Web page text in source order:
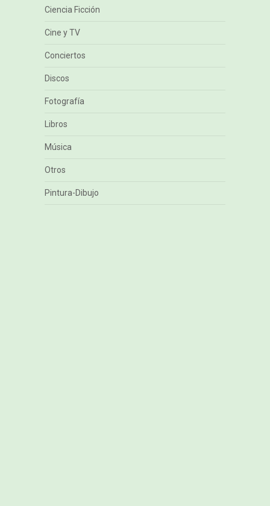
Ciencia Ficción
Cine y TV
Conciertos
Discos
Fotografía
Libros
Música
Otros
Pintura-Dibujo